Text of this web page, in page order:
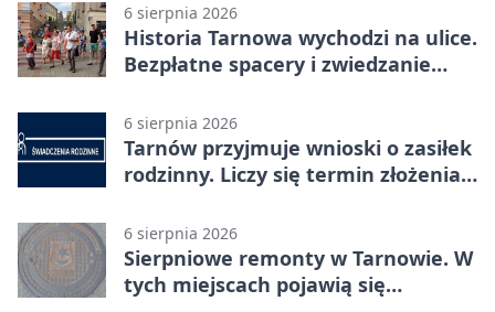
6 sierpnia 2026
Historia Tarnowa wychodzi na ulice.
Bezpłatne spacery i zwiedzanie
6 sierpnia 2026
Tarnów przyjmuje wnioski o zasiłek
rodzinny. Liczy się termin złożenia
6 sierpnia 2026
Sierpniowe remonty w Tarnowie. W
tych miejscach pojawią się